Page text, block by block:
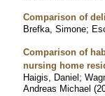
Comparison of
Brefka, Simone;
Comparison of
nursing home
Haigis, Daniel;
Andreas Michael (